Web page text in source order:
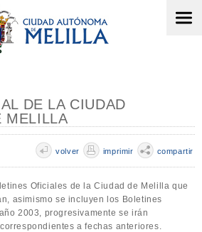
DE LA CIUDAD
MELILLA
volver imprimir compartir
Oficiales de la Ciudad de Melilla que
asimismo se incluyen los Boletines
2003, progresivamente se irán
a fechas anteriores.